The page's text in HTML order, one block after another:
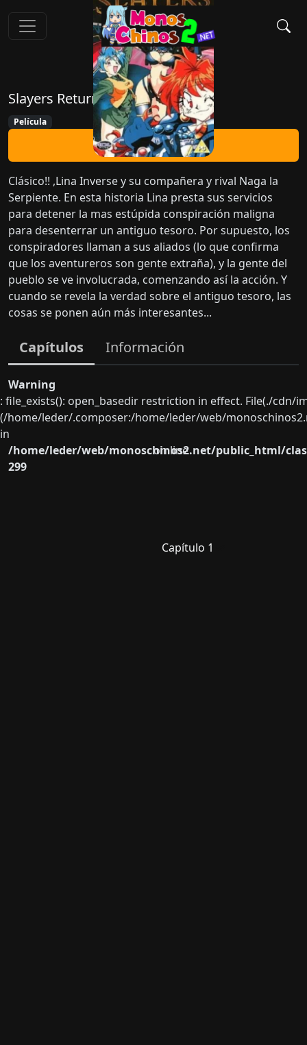
Slayers Return
Película
Ver Ahora
Clásico!! ,Lina Inverse y su compañera y rival Naga la
Serpiente. En esta historia Lina presta sus servicios
para detener la mas estúpida conspiración maligna
para desenterrar un antiguo tesoro. Por supuesto, los
conspiradores llaman a sus aliados (lo que confirma
que los aventureros son gente extraña), y la gente del
pueblo se ve involucrada, comenzando así la acción. Y
cuando se revela la verdad sobre el antiguo tesoro, las
cosas se ponen aún más interesantes...
Capítulos Información
Warning
: file_exists(): open_basedir restriction in effect. File(./
(/home/leder/.composer:/home/leder/web/
in
/home/leder/web/monoschinos2.net/public_html/
on line
299
Capítulo 1